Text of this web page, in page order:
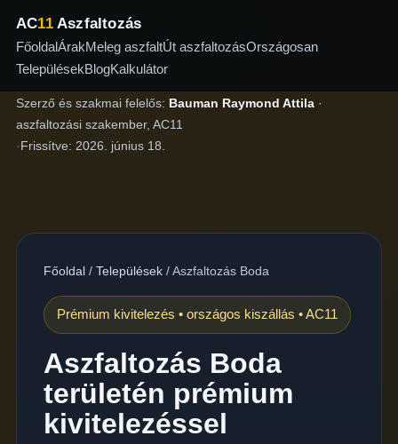
AC11Aszfaltozás
FőoldalÁrakMeleg aszfaltÚt aszfaltozásOrszágosan
TelepülésekBlogKalkulátor
Szerző és szakmai felelős: Bauman Raymond Attila·
aszfaltozási szakember, AC11
·Frissítve: 2026. június 18.
Főoldal/ Települések/Aszfaltozás Boda
Prémium kivitelezés • országos kiszállás • AC11
Aszfaltozás Boda
területén prémium
kivitelezéssel